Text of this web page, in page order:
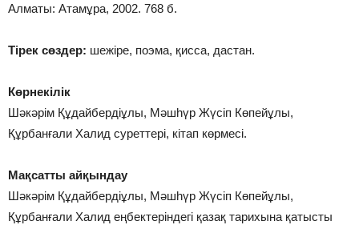
Алматы: Атамұра, 2002. 768 б.
Тірек сөздер: шежіре, поэма, қисса, дастан.
Көрнекілік
Шәкәрім Құдайбердіұлы, Мәшһүр Жүсіп Көпейұлы,
Құрбанғали Халид суреттері, кітап көрмесі.
Мақсатты айқындау
Шәкәрім Құдайбердіұлы, Мәшһүр Жүсіп Көпейұлы,
Құрбанғали Халид еңбектеріндегі қазақ тарихына қатысты